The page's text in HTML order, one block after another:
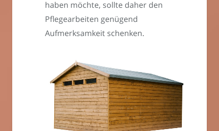
haben möchte, sollte daher den
Pflegearbeiten genügend
Aufmerksamkeit schenken.